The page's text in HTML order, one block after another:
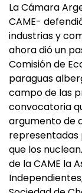
La Cámara
CAME-
industrias y
ahora dió un
Comisión de
paraguas
campo de las
convocatoria
argumento de
representadas
que los
de la CAME la